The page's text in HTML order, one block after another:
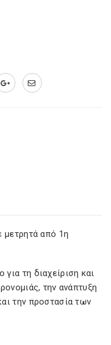
μετρητά από 1η
τη διαχείριση και
την ανάπτυξη
την προστασία των